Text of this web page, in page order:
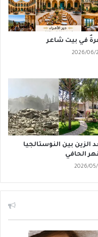
في بيت شاعر
2026/06/
الزين بين النوستالجيا
الحافي
2026/05/